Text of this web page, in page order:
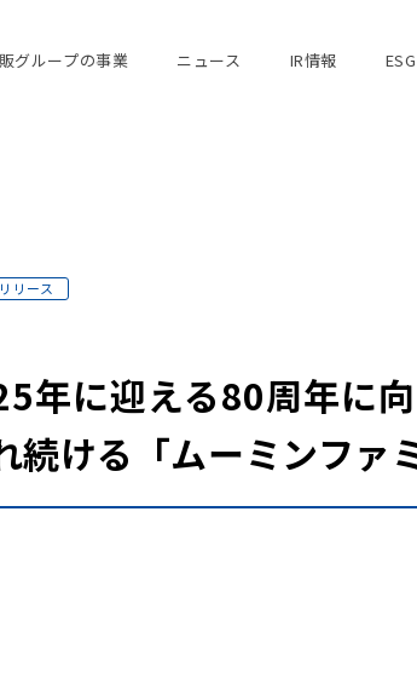
グループの事業 ニュース IR情報 ESG
リース
年に迎える80周年に
ける「ムーミンファ